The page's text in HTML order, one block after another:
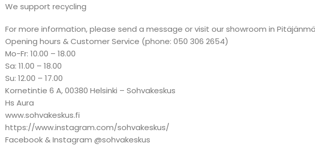
We support recycling
For more information, please send a message or visit our showroom in
Opening hours & Customer Service (phone: 050 306 2654)
Mo-Fr: 10.00 – 18.00
Sa: 11.00 – 18.00
Su: 12.00 – 17.00
Kornetintie 6 A, 00380 Helsinki – Sohvakeskus
Hs Aura
www.sohvakeskus.fi
https://www.instagram.com/sohvakeskus/
Facebook & Instagram @sohvakeskus